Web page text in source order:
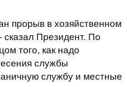
прорыв в хозяйственном
сказал Президент. По
того, как надо
службы
службу и местные